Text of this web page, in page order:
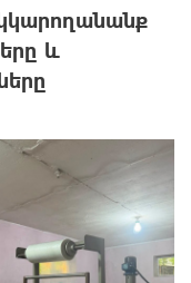
կկարողանանք
և